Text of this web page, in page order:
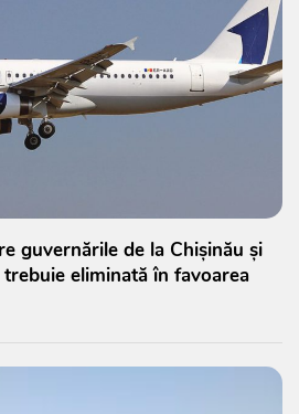
guvernările de la Chișinău și
trebuie eliminată în favoarea